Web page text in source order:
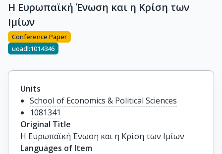
Η Ευρωπαϊκή Ένωση και η Κρίση των
Ιμίων
Conference Paper
uoadl:1014346
Units
School of Economics & Political Sciences
1081341
Original Title
Η Ευρωπαϊκή Ένωση και η Κρίση των Ιμίων
Languages of Item